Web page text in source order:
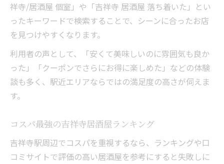
祥寺/居酒屋 個室」や「吉祥寺 居酒屋 落ち着いた」とい
ったキーワードで検索することで、シーンに合ったお店
を見つけやすくなります。
利用者の声として、「安くて美味しいのに雰囲気も良か
った」「クーポンでさらにお得に楽しめた」などの体験
談も多く、駅近エリアならではの満足度の高さが伺えま
す。
コスパ最強の吉祥寺居酒屋ランキング
吉祥寺駅周辺でコスパを重視するなら、ランキングや口
コミサイトで評価の高い居酒屋を参考にすると失敗しに